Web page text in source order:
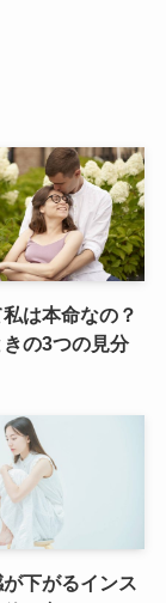
は本命なの？
の3つの見分
下がるインス